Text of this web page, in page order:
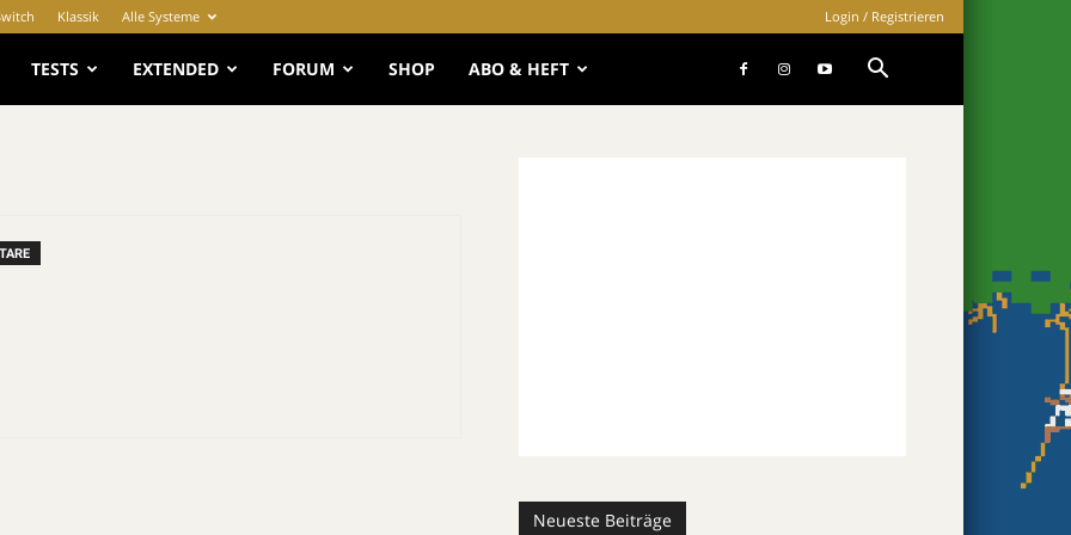
Klassik Alle Systeme Login / Registrieren
TESTS EXTENDED FORUM SHOP ABO & HEFT
Neueste Beiträge